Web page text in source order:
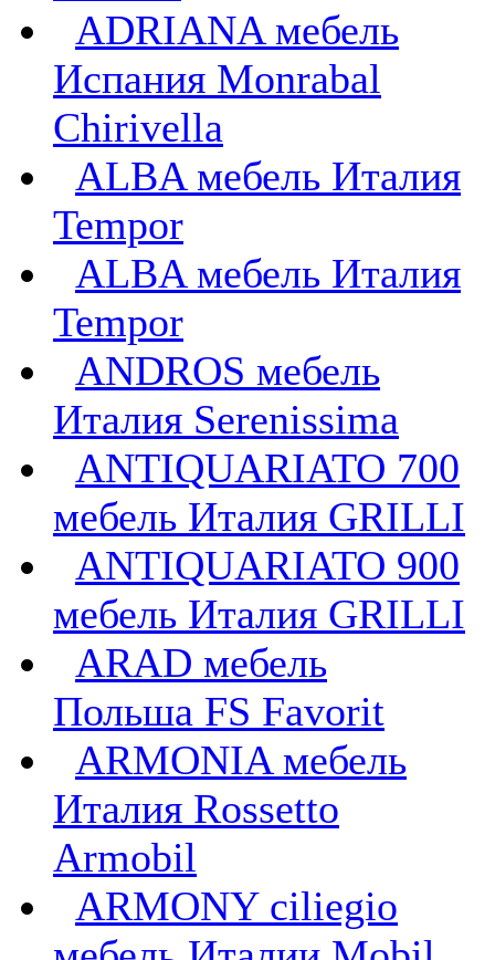
ADRIANA мебель
Испания Monrabal
Chirivella
ALBA мебель Италия
Tempor
ALBA мебель Италия
Tempor
ANDROS мебель
Италия Serenissima
ANTIQUARIATO 700
мебель Италия GRILLI
ANTIQUARIATO 900
мебель Италия GRILLI
ARAD мебель
Польша FS Favorit
ARMONIA мебель
Италия Rossetto
Armobil
ARMONY ciliegio